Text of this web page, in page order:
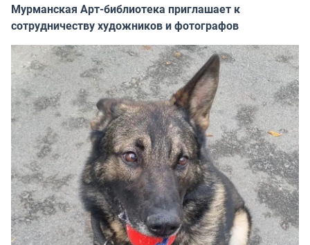
Мурманская Арт-библиотека приглашает к
сотрудничеству художников и фотографов